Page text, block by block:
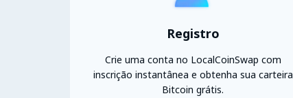
Registro
Crie uma conta no LocalCoinSwap com
inscrição instantânea e obtenha sua carteira
Bitcoin grátis.